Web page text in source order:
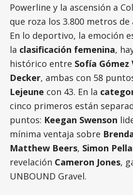
Powerline y la ascensión a
que roza los 3.800 metros
En lo deportivo, la emoción
la clasificación femenina,
histórico entre Sofía Gómez
Decker, ambas con 58
Lejeune con 43. En la
cinco primeros están
puntos: Keegan Swenson
mínima ventaja sobre
Matthew Beers, Simon
revelación Cameron Jones,
UNBOUND Gravel.